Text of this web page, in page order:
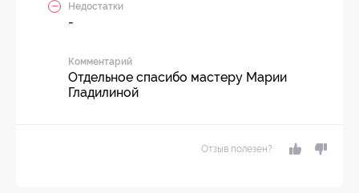
Недостатки
-
Комментарий
Отдельное спасибо мастеру Марии
Гладилиной
Отзыв полезен?